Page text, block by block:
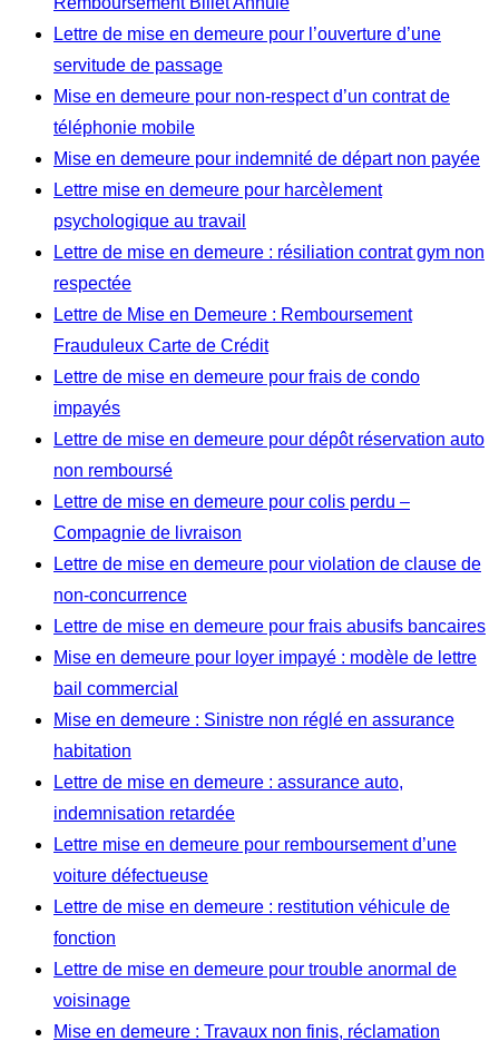
Lettre de mise en demeure pour l’ouverture d’une
servitude de passage
Mise en demeure pour non-respect d’un contrat de
téléphonie mobile
Mise en demeure pour indemnité de départ non payée
Lettre mise en demeure pour harcèlement
psychologique au travail
Lettre de mise en demeure : résiliation contrat gym non
respectée
Lettre de Mise en Demeure : Remboursement
Frauduleux Carte de Crédit
Lettre de mise en demeure pour frais de condo
impayés
Lettre de mise en demeure pour dépôt réservation auto
non remboursé
Lettre de mise en demeure pour colis perdu –
Compagnie de livraison
Lettre de mise en demeure pour violation de clause de
non-concurrence
Lettre de mise en demeure pour frais abusifs bancaires
Mise en demeure pour loyer impayé : modèle de lettre
bail commercial
Mise en demeure : Sinistre non réglé en assurance
habitation
Lettre de mise en demeure : assurance auto,
indemnisation retardée
Lettre mise en demeure pour remboursement d’une
voiture défectueuse
Lettre de mise en demeure : restitution véhicule de
fonction
Lettre de mise en demeure pour trouble anormal de
voisinage
Mise en demeure : Travaux non finis, réclamation